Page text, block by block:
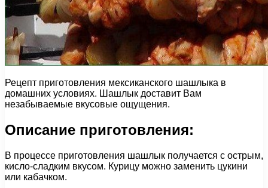
Рецепт приготовления мексиканского шашлыка в
домашних условиях. Шашлык доставит Вам
незабываемые вкусовые ощущения.
Описание приготовления:
В процессе приготовления шашлык получается с острым,
кисло-сладким вкусом. Курицу можно заменить цукини
или кабачком.